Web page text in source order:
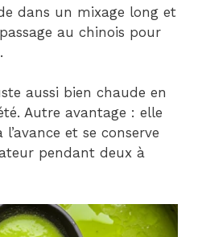
dans un mixage long et
au chinois pour
aussi bien chaude en
Autre avantage : elle
et se conserve
pendant deux à